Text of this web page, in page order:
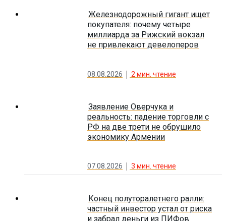
Железнодорожный гигант ищет
покупателя: почему четыре
миллиарда за Рижский вокзал
не привлекают девелоперов
08.08.2026 2 мин. чтение
Заявление Оверчука и
реальность: падение торговли с
РФ на две трети не обрушило
экономику Армении
07.08.2026 3 мин. чтение
Конец полуторалетнего ралли:
частный инвестор устал от риска
и забрал деньги из ПИФов